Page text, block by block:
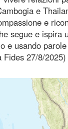
e
e
segue e ispira
e usando
Fides 27/8/2025)